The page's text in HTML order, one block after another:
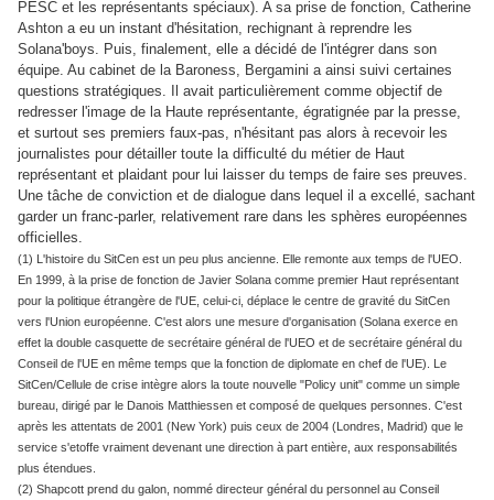
PESC et les représentants spéciaux). A sa prise de fonction, Catherine
Ashton a eu un instant d'hésitation, rechignant à reprendre les
Solana'boys. Puis, finalement, elle a décidé de l'intégrer dans son
équipe. Au cabinet de la Baroness, Bergamini a ainsi suivi certaines
questions stratégiques. Il avait particulièrement comme objectif de
redresser l'image de la Haute représentante, égratignée par la presse,
et surtout ses premiers faux-pas, n'hésitant pas alors à recevoir les
journalistes pour détailler toute la difficulté du métier de Haut
représentant et plaidant pour lui laisser du temps de faire ses preuves.
Une tâche de conviction et de dialogue dans lequel il a excellé, sachant
garder un franc-parler, relativement rare dans les sphères européennes
officielles.
(1) L'histoire du SitCen est un peu plus ancienne. Elle remonte aux temps de l'UEO.
En 1999, à la prise de fonction de Javier Solana comme premier Haut représentant
pour la politique étrangère de l'UE, celui-ci, déplace le centre de gravité du SitCen
vers l'Union européenne. C'est alors une mesure d'organisation (Solana exerce en
effet la double casquette de secrétaire général de l'UEO et de secrétaire général du
Conseil de l'UE en même temps que la fonction de diplomate en chef de l'UE). Le
SitCen/Cellule de crise intègre alors la toute nouvelle "Policy unit" comme un simple
bureau, dirigé par le Danois Matthiessen et composé de quelques personnes. C'est
après les attentats de 2001 (New York) puis ceux de 2004 (Londres, Madrid) que le
service s'etoffe vraiment devenant une direction à part entière, aux responsabilités
plus étendues.
(2) Shapcott prend du galon, nommé directeur général du personnel au Conseil